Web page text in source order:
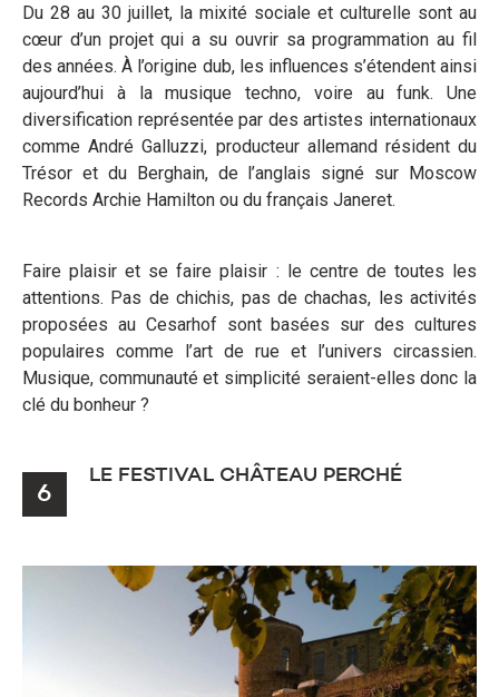
Du 28 au 30 juillet, la mixité sociale et culturelle sont au
cœur d’un projet qui a su ouvrir sa programmation au fil
des années. À l’origine dub, les influences s’étendent ainsi
aujourd’hui à la musique techno, voire au funk. Une
diversification représentée par des artistes internationaux
comme André Galluzzi, producteur allemand résident du
Trésor et du Berghain, de l’anglais signé sur Moscow
Records Archie Hamilton ou du français Janeret.
Faire plaisir et se faire plaisir : le centre de toutes les
attentions. Pas de chichis, pas de chachas, les activités
proposées au Cesarhof sont basées sur des cultures
populaires comme l’art de rue et l’univers circassien.
Musique, communauté et simplicité seraient-elles donc la
clé du bonheur ?
6
LE FESTIVAL CHÂTEAU PERCHÉ